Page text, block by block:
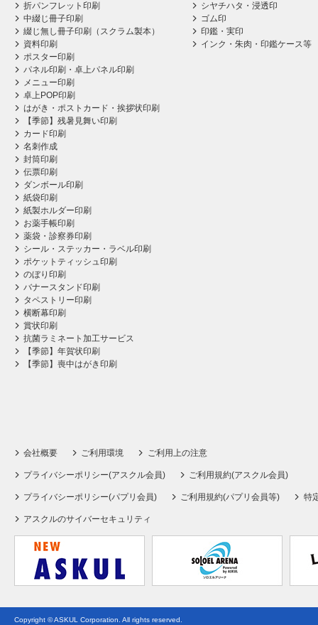
折パンフレット印刷
中綴じ冊子印刷
綴じ無し冊子印刷（スクラム製本）
資料印刷
ポスター印刷
パネル印刷・卓上パネル印刷
メニュー印刷
卓上POP印刷
はがき・ポストカード・挨拶状印刷
【季節】残暑見舞い印刷
カード印刷
名刺作成
封筒印刷
伝票印刷
ダンボール印刷
紙袋印刷
紙製ホルダー印刷
お薬手帳印刷
薬袋・診察券印刷
シール・ステッカー・ラベル印刷
ポケットティッシュ印刷
のぼり印刷
バナースタンド印刷
タペストリー印刷
横断幕印刷
賞状印刷
抗菌ラミネート加工サービス
【季節】年賀状印刷
【季節】喪中はがき印刷
シヤチハタ・浸透印
ゴム印
印鑑・実印
インク・朱肉・印鑑ケース等
会社概要 ご利用環境 ご利用上の注意
プライバシーポリシー(アスクル会員) ご利用規約(アスクル会員)
プライバシーポリシー(パプリ会員) ご利用規約(パプリ会員等) 特
アスクルのサイバーセキュリティ
Copyright © ASKUL Corporation. All rights reserved.